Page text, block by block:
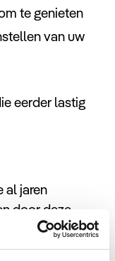
te genieten
van uw
eerder lastig
al jaren
door deze
meerdere
van de fjorden